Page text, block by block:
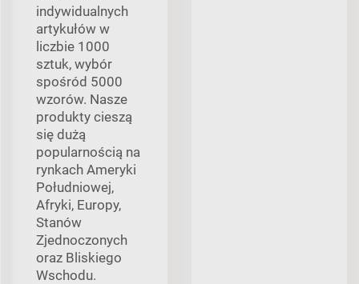
indywidualnych
artykułów w
liczbie 1000
sztuk, wybór
spośród 5000
wzorów. Nasze
produkty cieszą
się dużą
popularnością na
rynkach Ameryki
Południowej,
Afryki, Europy,
Stanów
Zjednoczonych
oraz Bliskiego
Wschodu.